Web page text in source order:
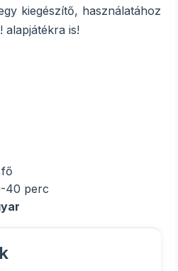
kiegészítő, használatához
alapjátékra is!
40 perc